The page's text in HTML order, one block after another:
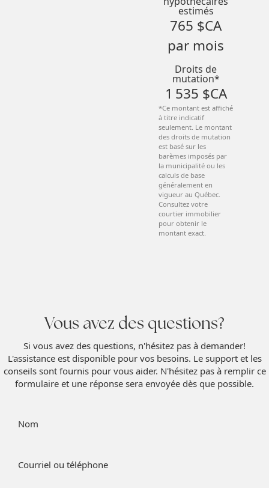
estimés
765 $CA
par mois
Droits de
mutation*
1 535 $CA
*Ce montant est affiché
à titre indicatif
seulement. Le montant
des droits de mutation
est basé sur les
barèmes imposés par
la municipalité ou les
calculs de base
généralement en
vigueur au Québec.
Consultez votre
courtier immobilier
pour obtenir le
montant exact.
Vous avez des questions?
Si vous avez des questions, n'hésitez pas à demander!
L'assistance est disponible pour vos besoins. Le support et les
conseils sont fournis pour vous aider. N'hésitez pas à remplir ce
formulaire et une réponse sera envoyée dès que possible.
Nom
Courriel ou téléphone